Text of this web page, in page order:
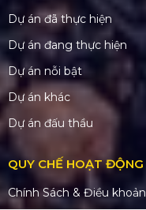
Dự án đã thực hiện
Dự án đang thực hiện
Dự án nỗi bật
Dự án khác
Dự án đấu thầu
QUY CHẾ HOẠT ĐỘNG
Chính Sách & Điều khoản